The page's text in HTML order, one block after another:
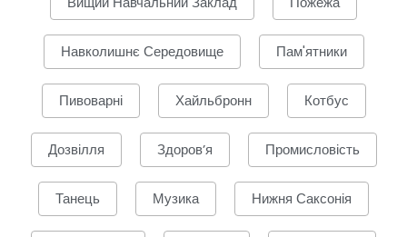
Навколишнє Середовище Пам'ятники
Пивоварні Хайльбронн Котбус
Дозвілля Здоров’я Промисловість
Танець Музика Нижня Саксонія